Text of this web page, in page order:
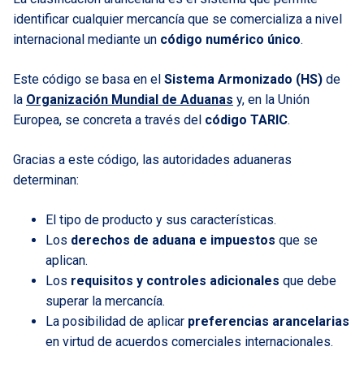
identificar cualquier mercancía que se comercializa a nivel
internacional mediante un código numérico único.
Este código se basa en el Sistema Armonizado (HS) de
la Organización Mundial de Aduanas y, en la Unión
Europea, se concreta a través del código TARIC.
Gracias a este código, las autoridades aduaneras
determinan:
El tipo de producto y sus características.
Los derechos de aduana e impuestos que se
aplican.
Los requisitos y controles adicionales que debe
superar la mercancía.
La posibilidad de aplicar preferencias arancelarias
en virtud de acuerdos comerciales internacionales.